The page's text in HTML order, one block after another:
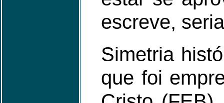
escreve,
Simetria
que foi